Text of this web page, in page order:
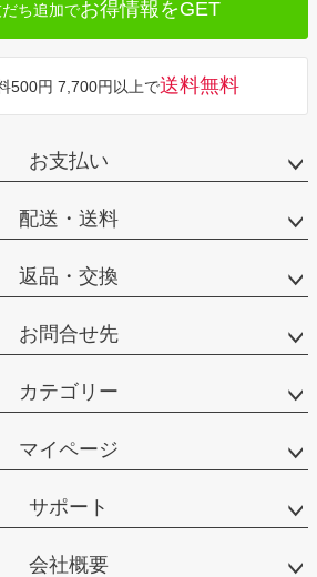
ち追加でお得情報をGET
500円 7,700円以上で送料無料
お支払い
配送・送料
返品・交換
お問合せ先
カテゴリー
マイページ
サポート
会社概要